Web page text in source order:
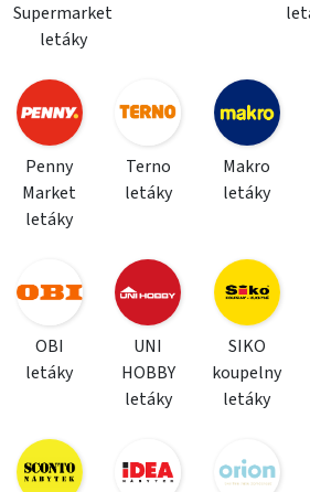
Supermarket
letáky
Penny
Market
letáky
Terno
letáky
Makro
letáky
OBI
letáky
UNI
HOBBY
letáky
SIKO
koupelny
letáky